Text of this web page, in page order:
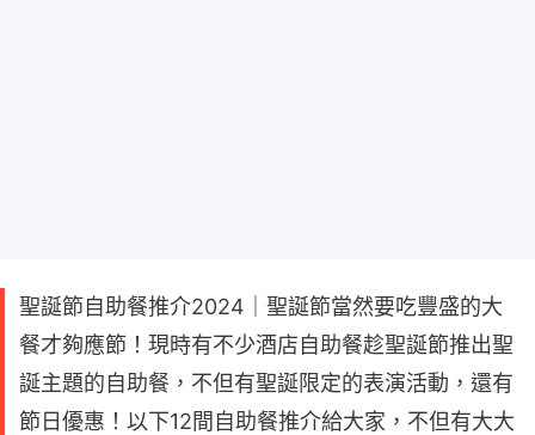
聖誕節自助餐推介2024｜聖誕節當然要吃豐盛的大
餐才夠應節！現時有不少酒店自助餐趁聖誕節推出聖
誕主題的自助餐，不但有聖誕限定的表演活動，還有
節日優惠！以下12間自助餐推介給大家，不但有大大